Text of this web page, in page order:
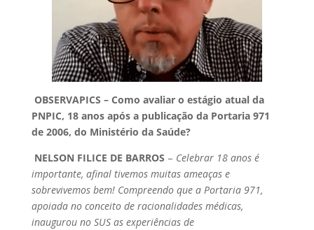
OBSERVAPICS – Como avaliar o estágio atual da
PNPIC, 18 anos após a publicação da Portaria 971
de 2006, do Ministério da Saúde?
NELSON FILICE DE BARROS – Celebrar 18 anos é
importante, afinal tivemos muitas ameaças e
sobrevivemos bem! Compreendo que a Portaria 971,
apoiada no conceito de racionalidades médicas,
inaugurou no SUS as experiências de